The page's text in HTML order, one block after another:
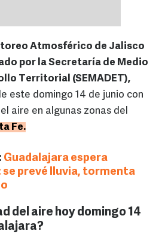
Atmosférico de Jalisco
por la Secretaría de Medio
Territorial (SEMADET),
este domingo 14 de junio con
aire en algunas zonas del
Fe.
Guadalajara espera
se prevé lluvia, tormenta
del aire hoy domingo 14